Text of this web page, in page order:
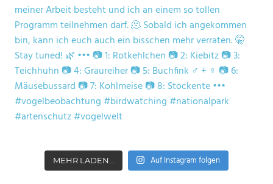
MEHR LADEN… Auf Instagram folgen